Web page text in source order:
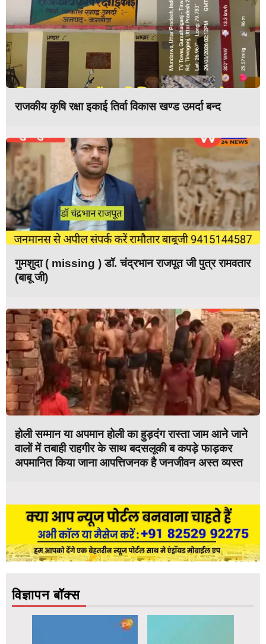
राजकीय कृषि रक्षा इकाई तिर्वा विकास खण्ड उमर्दा बन्द
गुमशुदा ( missing ) डॉ. चंद्रभान राजपूत जी पुत्र रामवतार
(बाबू जी)
होली सम्मान या अपमान होली का हुड़दंग रास्ता जाम आने जाने
वालों में तबाही राहगीर के साथ बदसलूकी ब कपड़े फाड़कर
अपमानित किया जाना आपत्तिजनक है जनजीवन अस्त व्यस्त
विज्ञापन बॉक्स